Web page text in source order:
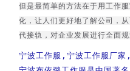
但是最简单的方法在于用工作
化，让人们更好地了解公司，
代接轨，对企业发展进行全面
宁波工作服,宁波工作服厂